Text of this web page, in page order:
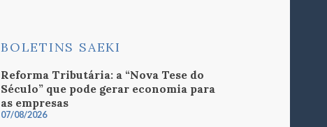
BOLETINS SAEKI
Reforma Tributária: a “Nova Tese do
Século” que pode gerar economia para
as empresas
07/08/2026